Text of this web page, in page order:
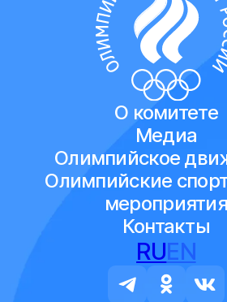
О комитете
Медиа
Олимпийское
Олимпийские
мероприятия
Контакты
RUEN